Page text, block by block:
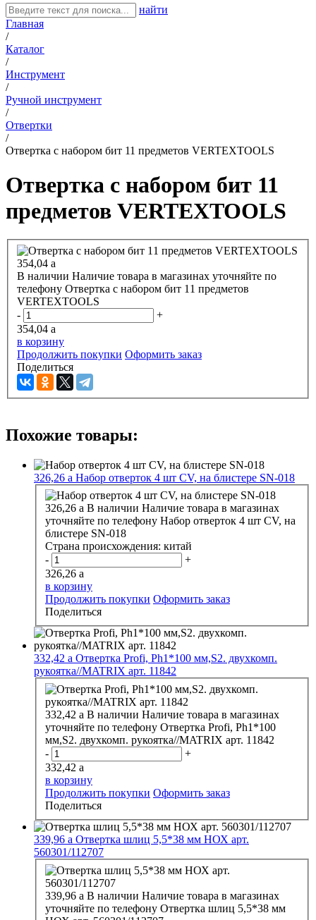
найти
Главная
/
Каталог
/
Инструмент
/
Ручной инструмент
/
Отвертки
/
Отвертка с набором бит 11 предметов VERTEXTOOLS
Отвертка с набором бит 11
предметов VERTEXTOOLS
354,04 a
В наличии Наличие товара в магазинах уточняйте по
телефону Отвертка с набором бит 11 предметов
VERTEXTOOLS
-
+
354,04 a
в корзину
Продолжить покупки Оформить заказ
Поделиться
Похожие товары:
326,26 a Набор отверток 4 шт CV, на блистере SN-018
326,26 a В наличии Наличие товара в магазинах
уточняйте по телефону Набор отверток 4 шт CV, на
блистере SN-018
Страна происхождения: китай
-
+
326,26 a
в корзину
Продолжить покупки Оформить заказ
Поделиться
332,42 a Отвертка Profi, Ph1*100 мм,S2. двухкомп.
рукоятка//MATRIX арт. 11842
332,42 a В наличии Наличие товара в магазинах
уточняйте по телефону Отвертка Profi, Ph1*100
мм,S2. двухкомп. рукоятка//MATRIX арт. 11842
-
+
332,42 a
в корзину
Продолжить покупки Оформить заказ
Поделиться
339,96 a Отвертка шлиц 5,5*38 мм НОХ арт.
560301/112707
339,96 a В наличии Наличие товара в магазинах
уточняйте по телефону Отвертка шлиц 5,5*38 мм